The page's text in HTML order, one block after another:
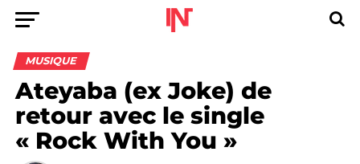
MUSIQUE
Ateyaba (ex Joke) de
retour avec le single
« Rock With You »